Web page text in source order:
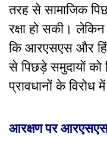
तरह से सामाजिक
रक्षा हो सकी।
कि आरएसएस और
से पिछड़े समुदायों
प्रावधानों के
आरक्षण पर आरएसएस